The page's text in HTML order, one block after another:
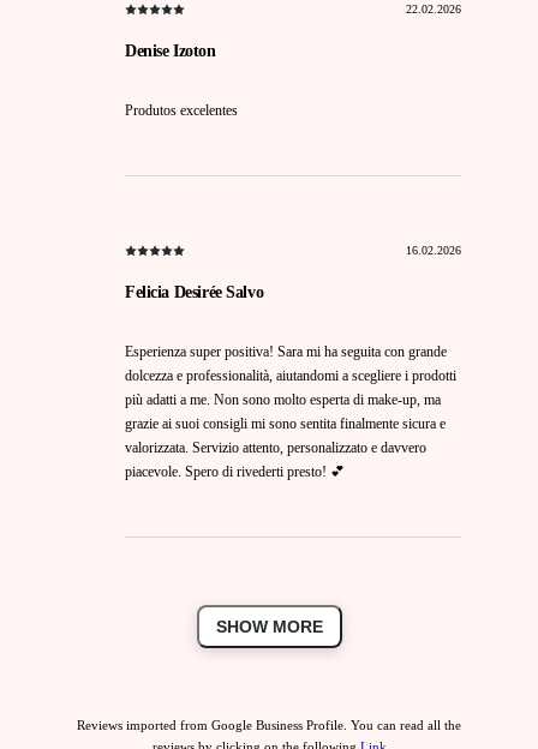
22.02.2026
Denise Izoton
Produtos excelentes
16.02.2026
Felicia Desirée Salvo
Esperienza super positiva! Sara mi ha seguita con grande
dolcezza e professionalità, aiutandomi a scegliere i prodotti
più adatti a me. Non sono molto esperta di make-up, ma
grazie ai suoi consigli mi sono sentita finalmente sicura e
valorizzata. Servizio attento, personalizzato e davvero
piacevole. Spero di rivederti presto! 💕
SHOW MORE
Reviews imported from Google Business Profile. You can read all the